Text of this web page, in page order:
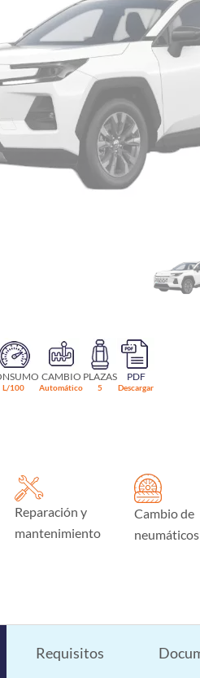
L/100
CAMBIO
Automático
PLAZAS
5
PDF
Descargar
Reparación y
mantenimiento
Cambio de
neumáticos
Requisitos